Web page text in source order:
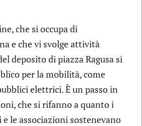
che si occupa di
e che vi svolge attività
deposito di piazza Ragusa si
per la mobilità, come
elettrici. È un passo in
che si rifanno a quanto i
le associazioni sostenevano